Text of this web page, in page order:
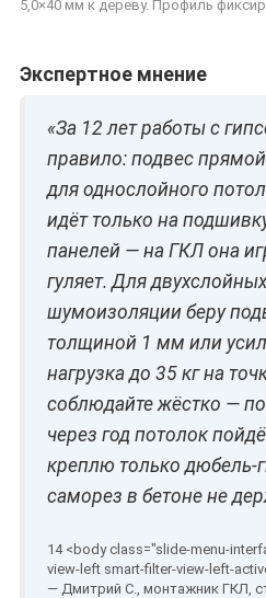
5,0×40 мм к дереву. Профиль
Экспертное мнение
«За 12 лет работы с
правило: подвес
для однослойного
идёт только на
панелей — на ГКЛ она
гуляет. Для
шумоизоляции беру
толщиной 1 мм или
нагрузка до 35 кг на
соблюдайте жёстко —
через год потолок
креплю только
саморез в бетоне не
— Дмитрий С., монтажник ГКЛ,